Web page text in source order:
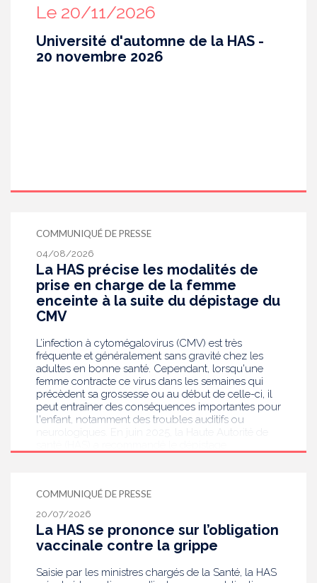
Le 20/11/2026
Université d'automne de la HAS -
20 novembre 2026
COMMUNIQUÉ DE PRESSE
04/08/2026
La HAS précise les modalités de
prise en charge de la femme
enceinte à la suite du dépistage du
CMV
L’infection à cytomégalovirus (CMV) est très
fréquente et généralement sans gravité chez les
adultes en bonne santé. Cependant, lorsqu'une
femme contracte ce virus dans les semaines qui
précèdent sa grossesse ou au début de celle-ci, il
peut entraîner des conséquences importantes pour
l'enfant, notamment des troubles auditifs ou
publie aujourd’hui des recommandations de
bonnes pratiques pour guider les professionnels
de santé dans la prise en charge des femmes
enceintes à la suite de ce dépistage. Objectif :
réduire les risques de transmission au futur bébé.
COMMUNIQUÉ DE PRESSE
20/07/2026
La HAS se prononce sur l’obligation
vaccinale contre la grippe
Saisie par les ministres chargés de la Santé, la HAS